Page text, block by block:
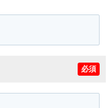
必須